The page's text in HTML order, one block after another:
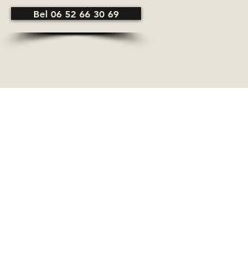
Bel 06 52 66 30 69